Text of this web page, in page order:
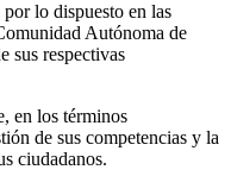
lo dispuesto en las
Autónoma de
sus respectivas
en los términos
de sus competencias y la
ciudadanos.